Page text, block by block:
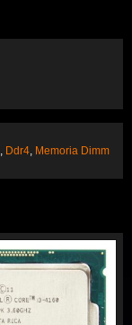
Ddr4 Memoria Dimm